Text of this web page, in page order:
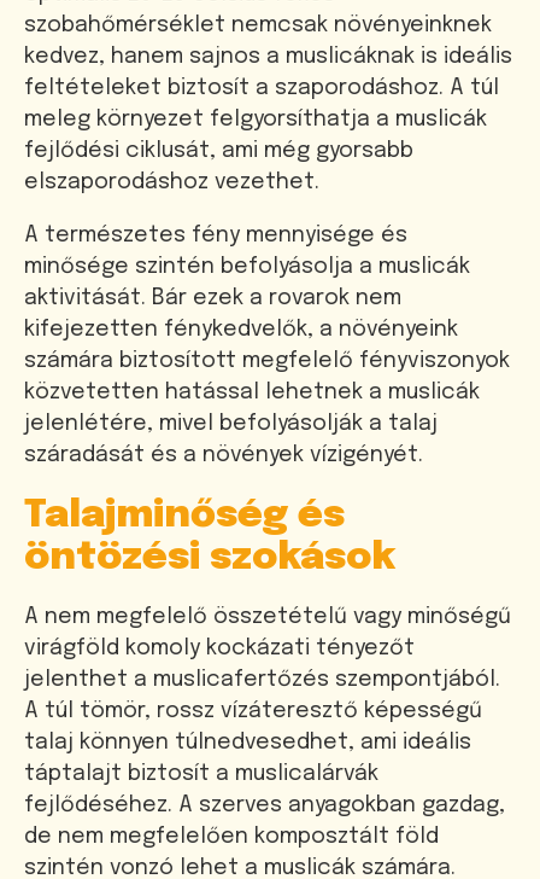
szobahőmérséklet nemcsak növényeinknek
kedvez, hanem sajnos a muslicáknak is ideális
feltételeket biztosít a szaporodáshoz. A túl
meleg környezet felgyorsíthatja a muslicák
fejlődési ciklusát, ami még gyorsabb
elszaporodáshoz vezethet.
A természetes fény mennyisége és
minősége szintén befolyásolja a muslicák
aktivitását. Bár ezek a rovarok nem
kifejezetten fénykedvelők, a növényeink
számára biztosított megfelelő fényviszonyok
közvetetten hatással lehetnek a muslicák
jelenlétére, mivel befolyásolják a talaj
száradását és a növények vízigényét.
Talajminőség és
öntözési szokások
A nem megfelelő összetételű vagy minőségű
virágföld komoly kockázati tényezőt
jelenthet a muslicafertőzés szempontjából.
A túl tömör, rossz vízáteresztő képességű
talaj könnyen túlnedvesedhet, ami ideális
táptalajt biztosít a muslicalárvák
fejlődéséhez. A szerves anyagokban gazdag,
de nem megfelelően komposztált föld
szintén vonzó lehet a muslicák számára.